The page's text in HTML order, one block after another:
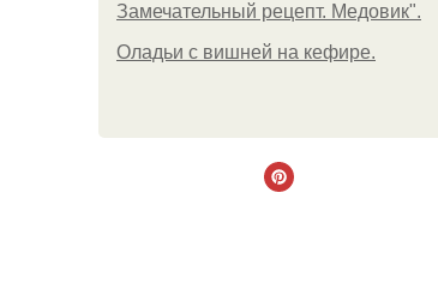
Замечательный рецепт. Медовик".
Оладьи с вишней на кефире.